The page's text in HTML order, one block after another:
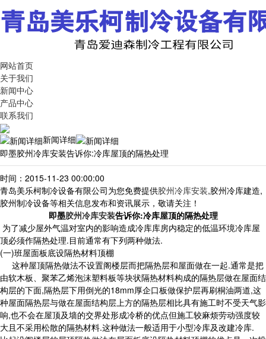
网站首页
关于我们
新闻中心
产品中心
联系我们
新闻详细
即墨胶州冷库安装告诉你:冷库屋顶的隔热处理
时间：2015-11-23 00:00:00
青岛美乐柯制冷设备有限公司为您免费提供胶州冷库安装,胶州冷库建造,
胶州制冷设备等相关信息发布和资讯展示，敬请关注！
即墨胶州冷库安装告诉你:冷库屋顶的隔热处理
为了减少屋外气温对室内的影响造成冷库库房内稳定的低温环境冷库屋
顶必须作隔热处理.目前通常有下列两种做法.
(一)班屋面板底设隔热材料顶棚
这种屋顶隔热做法不设置阁楼层而把隔热层和屋面做在一起.通常是把
由软木板、聚苯乙烯泡沫塑料板等块状隔热材料构成的隔热层做在屋面结
构层的下面,隔热层下用倒光的18mm厚企口板做保护层再刷桐油两道,这
种屋面隔热层与做在屋面结构层上方的隔热层相比具有施工时不受天气影
响,也不会在屋顶及墙的交界处形成冷桥的优点但施工较麻烦劳动强度较
大且不采用松散的隔热材料.这种做法一般适用于小型冷库及改建冷库.